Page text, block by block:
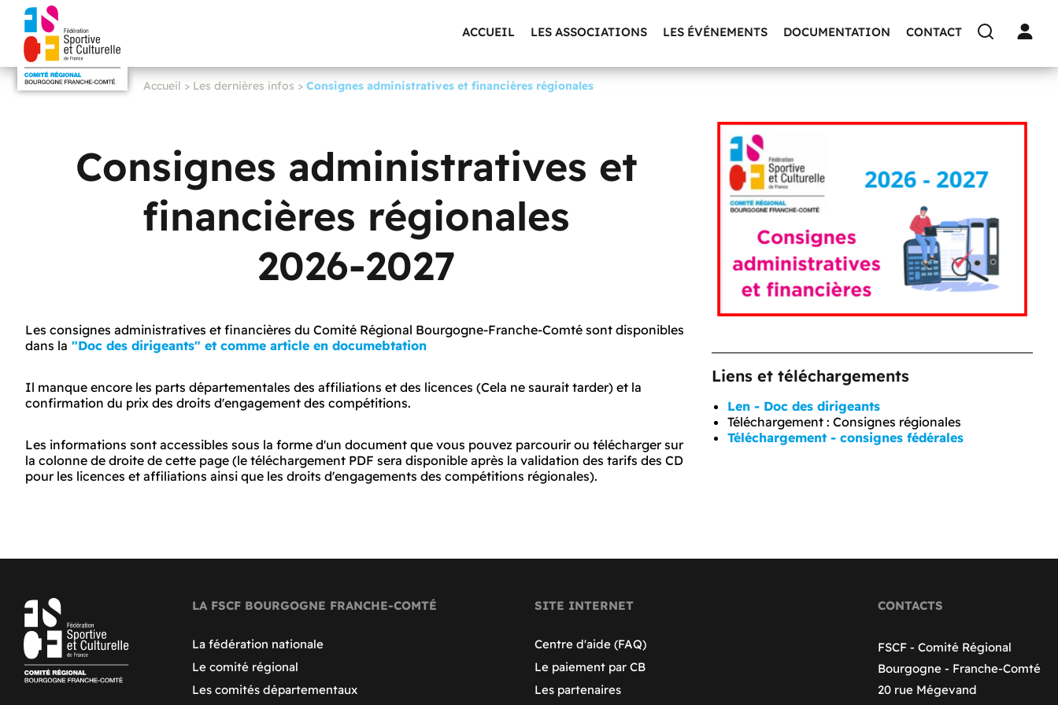
ACCUEIL LES ASSOCIATIONS LES ÉVÉNEMENTS DOCUMENTATION CONTACT
Accueil > Les dernières infos > Consignes administratives et financières régionales
Consignes administratives et
financières régionales
2026-2027
Les consignes administratives et financières du Comité Régional Bourgogne-Franche-Comté sont disponibles
dans la "Doc des dirigeants" et comme article en documebtation
Il manque encore les parts départementales des affiliations et des licences (Cela ne saurait tarder) et la
confirmation du prix des droits d'engagement des compétitions.
Les informations sont accessibles sous la forme d'un document que vous pouvez parcourir ou télécharger sur
la colonne de droite de cette page (le téléchargement PDF sera disponible après la validation des tarifs des CD
pour les licences et affiliations ainsi que les droits d'engagements des compétitions régionales).
Liens et téléchargements
Len - Doc des dirigeants
Téléchargement : Consignes régionales
Téléchargement - consignes fédérales
LA FSCF BOURGOGNE FRANCHE-COMTÉ
La fédération nationale
Le comité régional
Les comités départementaux
SITE INTERNET
Centre d'aide (FAQ)
Le paiement par CB
Les partenaires
CONTACTS
FSCF - Comité Régional
Bourgogne - Franche-Comté
20 rue Mégevand